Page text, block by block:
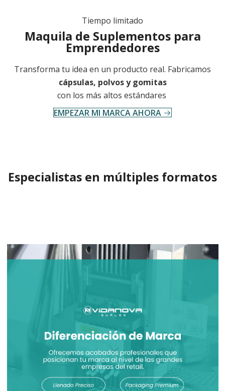
Tiempo limitado
Maquila de Suplementos para
Emprendedores
Transforma tu idea en un producto real. Fabricamos
cápsulas, polvos y gomitas
con los más altos estándares
EMPEZAR MI MARCA AHORA
Especialistas en múltiples formatos